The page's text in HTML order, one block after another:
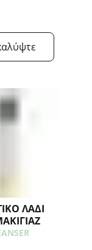
ΛΑΔΙ